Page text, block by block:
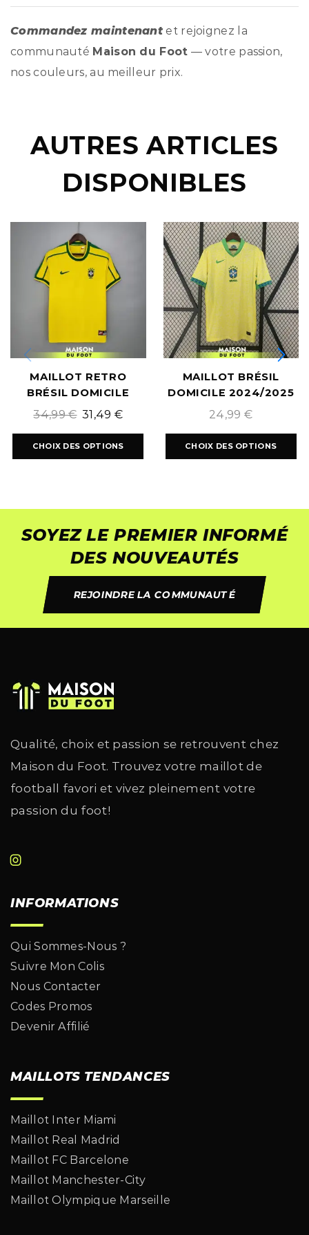
Commandez maintenant et rejoignez la
communauté Maison du Foot — votre passion,
nos couleurs, au meilleur prix.
AUTRES ARTICLES
DISPONIBLES
MAILLOT RETRO
BRÉSIL DOMICILE
1998/1999
34,99€ 31,49 €
CHOIX DES OPTIONS
MAILLOT BRÉSIL
DOMICILE 2024/2025
24,99 €
CHOIX DES OPTIONS
SOYEZ LE PREMIER INFORMÉ
DES NOUVEAUTÉS
REJOINDRE LA COMMUNAUTÉ
Qualité, choix et passion se retrouvent chez
Maison du Foot. Trouvez votre maillot de
football favori et vivez pleinement votre
passion du foot!
INFORMATIONS
Qui Sommes-Nous ?
Suivre Mon Colis
Nous Contacter
Codes Promos
Devenir Affilié
MAILLOTS TENDANCES
Maillot Inter Miami
Maillot Real Madrid
Maillot FC Barcelone
Maillot Manchester-City
Maillot Olympique Marseille